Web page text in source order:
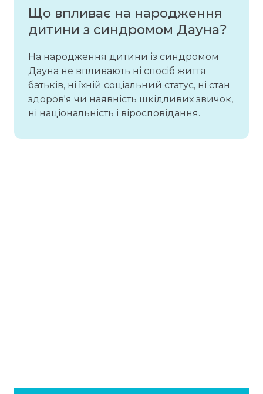
Що впливає на народження
дитини з синдромом Дауна?
На народження дитини із синдромом
Дауна не впливають ні спосіб життя
батьків, ні їхній соціальний статус, ні стан
здоров'я чи наявність шкідливих звичок,
ні національність і віросповідання.